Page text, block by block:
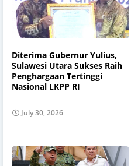
Diterima Gubernur Yulius,
Sulawesi Utara Sukses Raih
Penghargaan Tertinggi
Nasional LKPP RI
July 30, 2026